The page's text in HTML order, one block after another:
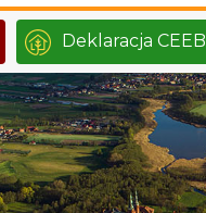
Deklaracja CEEB